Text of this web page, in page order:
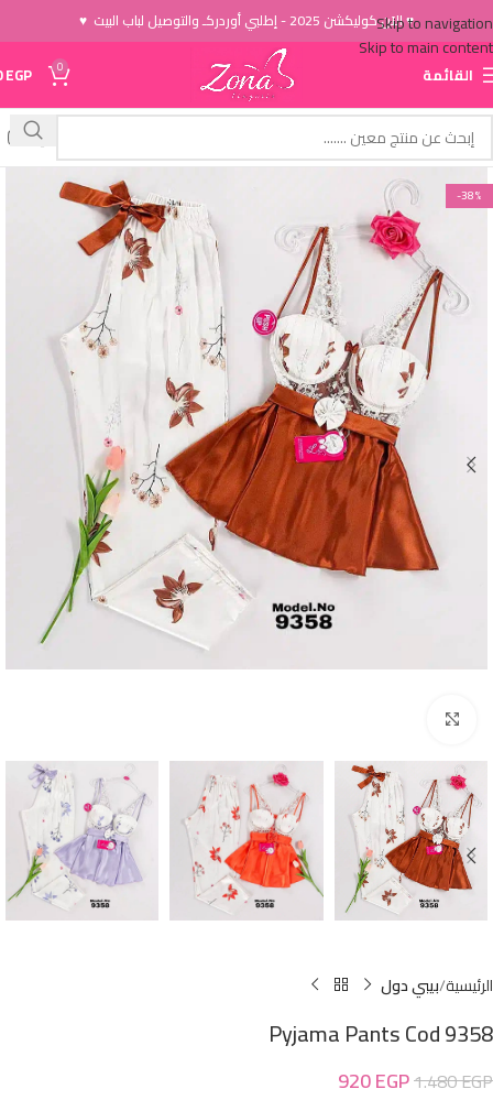
Skip to navigation
Skip to main content
♥ الاَن كوليكشن 2025 - إطلبي أوردركـ والتوصيل لباب البيت ♥
القائمة 0
EGP
-38%
الرئيسية بيبي دول
Pyjama Pants Cod 9358
1.480EGP
920EGP